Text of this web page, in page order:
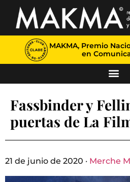
MAKMA, Premio
en
Fassbinder y
puertas de La
21 de junio de 2020 · Merche